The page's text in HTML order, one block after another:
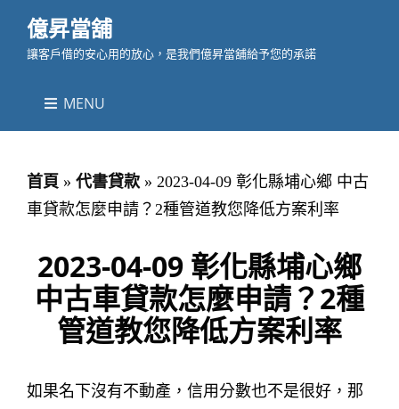
億昇當舖
讓客戶借的安心用的放心，是我們億昇當舖給予您的承諾
MENU
首頁 » 代書貸款 » 2023-04-09 彰化縣埔心鄉 中古
車貸款怎麼申請？2種管道教您降低方案利率
2023-04-09 彰化縣埔心鄉
中古車貸款怎麼申請？2種
管道教您降低方案利率
如果名下沒有不動產，信用分數也不是很好，那